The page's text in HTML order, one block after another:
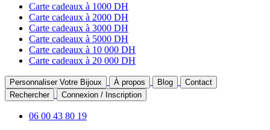
Carte cadeaux à 1000 DH
Carte cadeaux à 2000 DH
Carte cadeaux à 3000 DH
Carte cadeaux à 5000 DH
Carte cadeaux à 10 000 DH
Carte cadeaux à 20 000 DH
Personnaliser Votre Bijoux À propos Blog
Contact
Rechercher
Connexion / Inscription
06 00 43 80 19